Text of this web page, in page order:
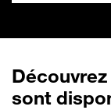
sont